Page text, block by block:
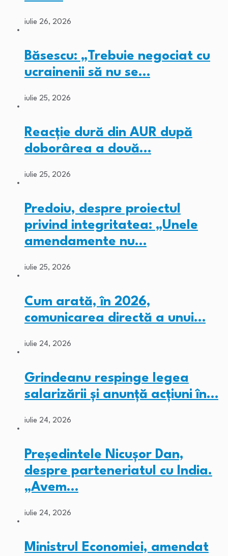
iulie 26, 2026
Băsescu: „Trebuie negociat cu
ucrainenii să nu se…
iulie 25, 2026
Reacție dură din AUR după
doborârea a două…
iulie 25, 2026
Predoiu, despre proiectul
privind integritatea: „Unele
amendamente nu…
iulie 25, 2026
Cum arată, în 2026,
comunicarea directă a unui…
iulie 24, 2026
Grindeanu respinge legea
salarizării și anunță acțiuni în…
iulie 24, 2026
Președintele Nicușor Dan,
despre parteneriatul cu India.
„Avem…
iulie 24, 2026
Ministrul Economiei, amendat